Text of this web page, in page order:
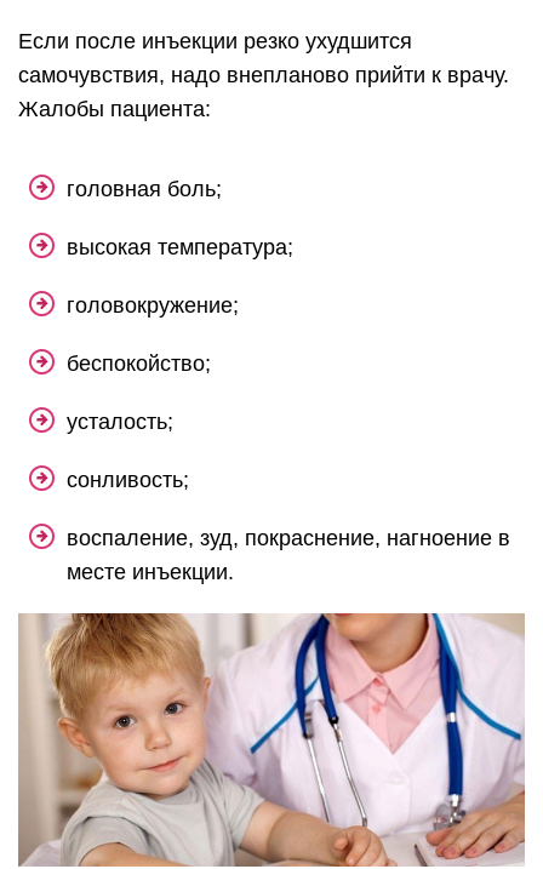
Если после инъекции резко ухудшится
самочувствия, надо внепланово прийти к врачу.
Жалобы пациента:
головная боль;
высокая температура;
головокружение;
беспокойство;
усталость;
сонливость;
воспаление, зуд, покраснение, нагноение в
месте инъекции.